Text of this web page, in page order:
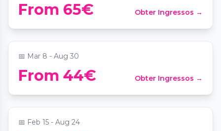
From 65€ Obter Ingressos →
Candlelight: Best of Adele
📍Palais Coburg
📅 Mar 8 - Aug 30
From 44€ Obter Ingressos →
mehr
📍Palais Coburg
📅 Feb 15 - Aug 24